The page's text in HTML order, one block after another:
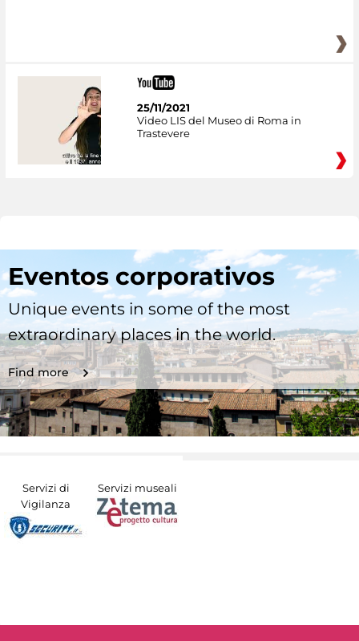
25/11/2021
Video LIS del Museo di Roma in
Trastevere
Eventos corporativos
Unique events in some of the most
extraordinary places in the world.
Find more
Servizi di
Vigilanza
Servizi museali